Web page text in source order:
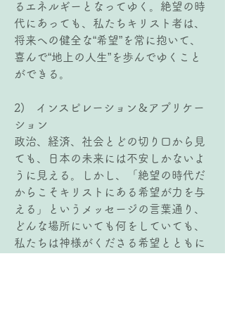
るエネルギーとなってゆく。絶望の時
代にあっても、私たちキリスト者は、
将来への健全な“希望”を常に抱いて、
喜んで“地上の人生”を歩んでゆくこと
ができる。
2)   インスピレーション＆アプリケー
ション
政治、経済、社会とどの切り口から見
ても、日本の未来には不安しかないよ
うに見える。しかし、「絶望の時代だ
からこそキリストにある希望が力を与
える」というメッセージの言葉通り、
どんな場所にいても何をしていても、
私たちは神様がくださる希望とともに